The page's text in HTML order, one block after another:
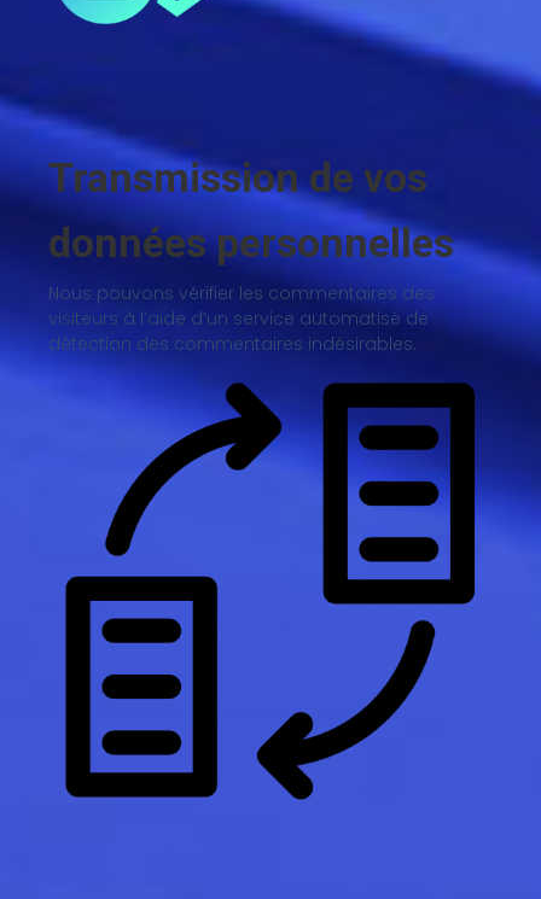
Transmission de vos
données personnelles
Nous pouvons vérifier les commentaires des
visiteurs à l’aide d’un service automatisé de
détection des commentaires indésirables.